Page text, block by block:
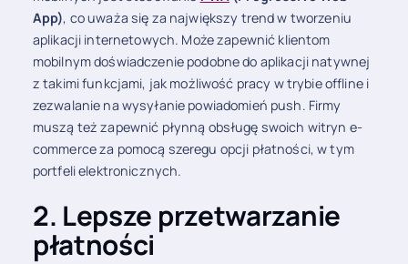
App), co uważa się za największy trend w tworzeniu
aplikacji internetowych. Może zapewnić klientom
mobilnym doświadczenie podobne do aplikacji natywnej
z takimi funkcjami, jak możliwość pracy w trybie offline i
zezwalanie na wysyłanie powiadomień push. Firmy
muszą też zapewnić płynną obsługę swoich witryn e-
commerce za pomocą szeregu opcji płatności, w tym
portfeli elektronicznych.
2. Lepsze przetwarzanie
płatności